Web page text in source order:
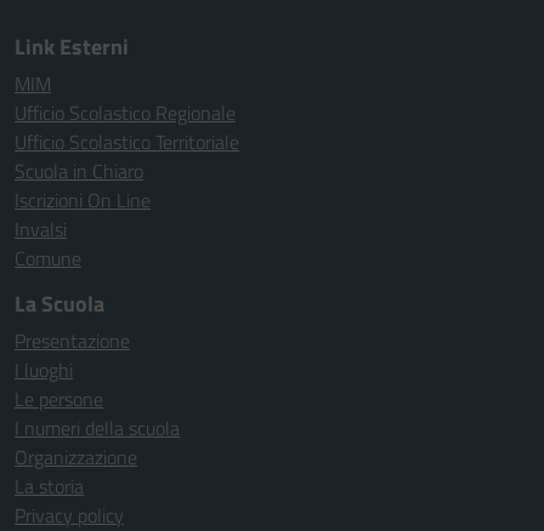
Link Esterni
MIM
Ufficio Scolastico Regionale
Ufficio Scolastico Territoriale
Scuola in Chiaro
Iscrizioni On Line
Invalsi
Comune
La Scuola
Presentazione
I luoghi
Le persone
I numeri della scuola
Organizzazione
La storia
Privacy policy